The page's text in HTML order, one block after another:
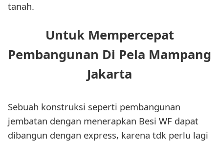
tanah.
Untuk Mempercepat
Pembangunan Di Pela Mampang
Jakarta
Sebuah konstruksi seperti pembangunan
jembatan dengan menerapkan Besi WF dapat
dibangun dengan express, karena tdk perlu lagi